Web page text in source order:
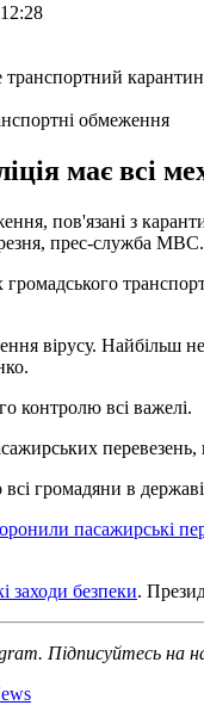
обмеження
має всі
пов'язані з
прес-служба МВС.
вірусу. Найбільш
контролю всі важелі.
перевезень,
громадяни в
пасажирські
заходи безпеки.
Підписуйтесь на